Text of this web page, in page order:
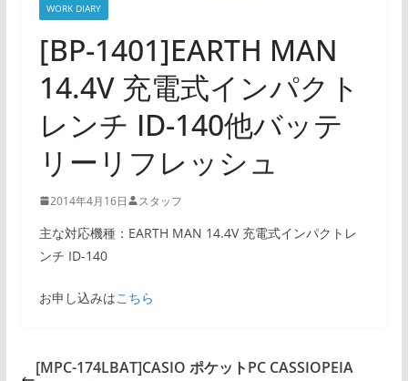
WORK DIARY
[BP-1401]EARTH MAN
14.4V 充電式インパクト
レンチ ID-140他バッテ
リーリフレッシュ
2014年4月16日 スタッフ
主な対応機種：EARTH MAN 14.4V 充電式インパクトレ
ンチ ID-140
お申し込みはこちら
[MPC-174LBAT]CASIO ポケットPC CASSIOPEIA